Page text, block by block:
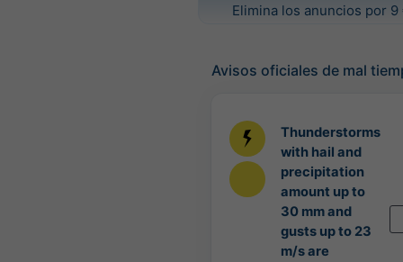
Elimina los anuncios por 9
Avisos oficiales de mal
Thunderstorms
with hail and
precipitation
amount up to
30 mm and
gusts up to 23
m/s are